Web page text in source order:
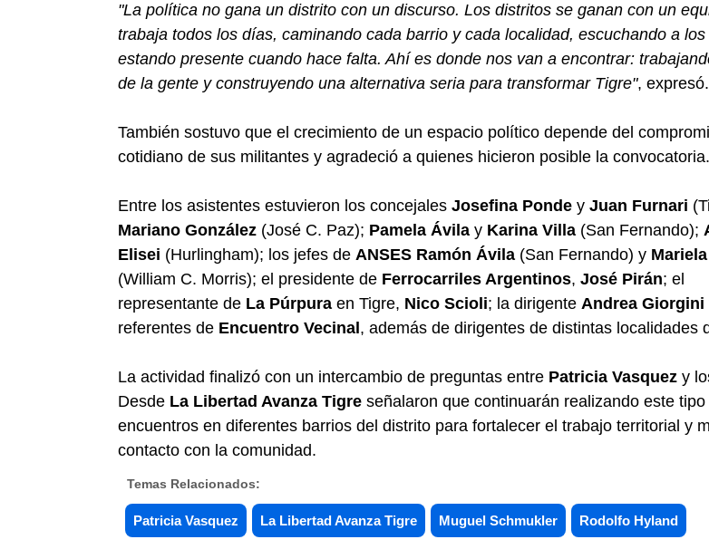
"La política no gana un distrito con un discurso. Los distritos se ganan con un
trabaja todos los días, caminando cada barrio y cada localidad, escuchando a
estando presente cuando hace falta. Ahí es donde nos van a encontrar:
de la gente y construyendo una alternativa seria para transformar Tigre", expresó.
También sostuvo que el crecimiento de un espacio político depende del
cotidiano de sus militantes y agradeció a quienes hicieron posible la convocatoria.
Entre los asistentes estuvieron los concejales Josefina Ponde y Juan Furnari
Mariano González (José C. Paz); Pamela Ávila y Karina Villa (San Fernando);
Elisei (Hurlingham); los jefes de ANSES Ramón Ávila (San Fernando) y
(William C. Morris); el presidente de Ferrocarriles Argentinos, José Pirán; el
representante de La Púrpura en Tigre, Nico Scioli; la dirigente Andrea Giorgini
referentes de Encuentro Vecinal , además de dirigentes de distintas localidades
La actividad finalizó con un intercambio de preguntas entre Patricia Vasquez y
Desde La Libertad Avanza Tigre señalaron que continuarán realizando este tipo
encuentros en diferentes barrios del distrito para fortalecer el trabajo territorial y
contacto con la comunidad.
Temas Relacionados:
Patricia Vasquez La Libertad Avanza Tigre Muguel Schmukler Rodolfo Hyland